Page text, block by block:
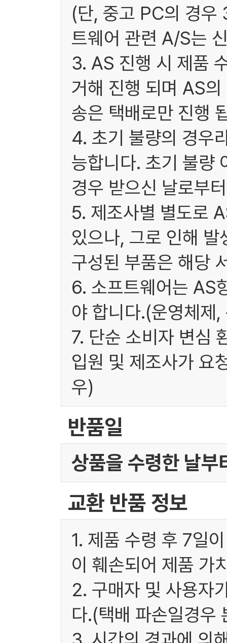
(단, 중고 PC의 경우
트웨어 관련 A/S는
3. AS 진행 시 제품
거해 진행 되며 AS
송은 택배로만 진행
4. 초기 불량의 경우
능합니다. 초기 불량
경우 받으신 날로부
5. 제조사별 별도로
있으나, 그로 인해
구성된 부품은 해당
6. 소프트웨어는 AS
야 합니다.(운영체제
7. 단순 소비자 변심
입원 및 제조사가 요
우)
반품일
상품을 수령한 날부
교환 반품 정보
1. 제품 수령 후 7일
이 훼손되어 제품 가
2. 구매자 및 사용자
다.(택배 파손일경우